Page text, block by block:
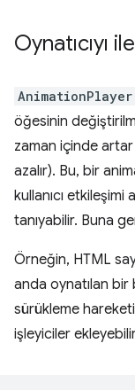
Oynatıcıyı
AnimationPlayer
öğesinin
zaman içinde
azalır). Bu, bir
kullanıcı etkileşimi
tanıyabilir. Buna
Örneğin, HTML
anda oynatılan
sürükleme
işleyiciler